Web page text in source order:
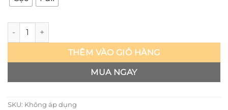
Berserk - Guts vs Grunbeld - Prime 1 số lượng
THÊM VÀO GIỎ HÀNG
MUA NGAY
SKU: Không áp dụng